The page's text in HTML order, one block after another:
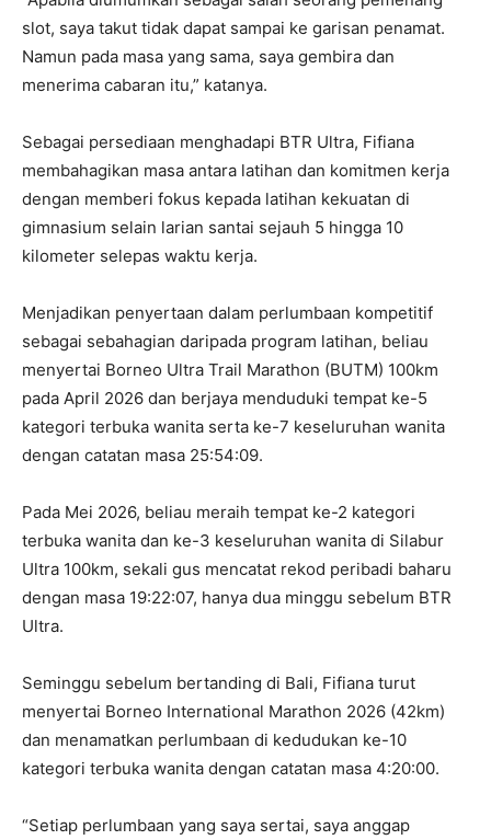
slot, saya takut tidak dapat sampai ke garisan penamat.
Namun pada masa yang sama, saya gembira dan
menerima cabaran itu,” katanya.
Sebagai persediaan menghadapi BTR Ultra, Fifiana
membahagikan masa antara latihan dan komitmen kerja
dengan memberi fokus kepada latihan kekuatan di
gimnasium selain larian santai sejauh 5 hingga 10
kilometer selepas waktu kerja.
Menjadikan penyertaan dalam perlumbaan kompetitif
sebagai sebahagian daripada program latihan, beliau
menyertai Borneo Ultra Trail Marathon (BUTM) 100km
pada April 2026 dan berjaya menduduki tempat ke-5
kategori terbuka wanita serta ke-7 keseluruhan wanita
dengan catatan masa 25:54:09.
Pada Mei 2026, beliau meraih tempat ke-2 kategori
terbuka wanita dan ke-3 keseluruhan wanita di Silabur
Ultra 100km, sekali gus mencatat rekod peribadi baharu
dengan masa 19:22:07, hanya dua minggu sebelum BTR
Ultra.
Seminggu sebelum bertanding di Bali, Fifiana turut
menyertai Borneo International Marathon 2026 (42km)
dan menamatkan perlumbaan di kedudukan ke-10
kategori terbuka wanita dengan catatan masa 4:20:00.
“Setiap perlumbaan yang saya sertai, saya anggap